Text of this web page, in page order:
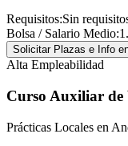
Requisitos:Sin
Bolsa / Salario Medio:
Solicitar Plazas e Info
Alta Empleabilidad
Curso Auxiliar de
Prácticas Locales en